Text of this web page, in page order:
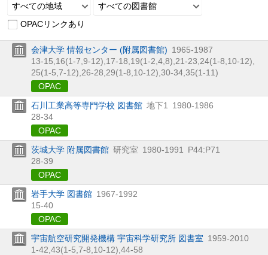
すべての地域
すべての図書館
OPACリンクあり
会津大学 情報センター (附属図書館) 1965-1987
13-15, 16(1-7, 9-12), 17-18, 19(1-2, 4, 8), 21-23, 24(1-8, 10-12),
25(1-5, 7-12), 26-28, 29(1-8, 10-12), 30-34, 35(1-11)
OPAC
石川工業高等専門学校 図書館 地下1
1980-1986
28-34
OPAC
茨城大学 附属図書館 研究室 1980-1991
P44:P71
28-39
OPAC
岩手大学 図書館 1967-1992
15-40
OPAC
宇宙航空研究開発機構 宇宙科学研究所 図書室 1959-2010
1-42, 43(1-5, 7-8, 10-12), 44-58